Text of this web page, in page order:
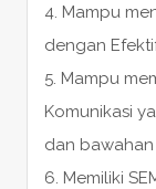
4. Mampu
dengan
5. Mampu
Komunikasi
dan
6. Memiliki